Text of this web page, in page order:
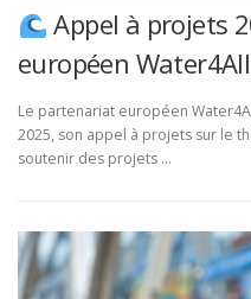
Appel à projets
européen
Le partenariat européen
2025, son appel à projets sur le
soutenir des projets …